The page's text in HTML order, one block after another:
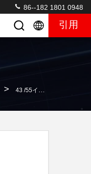
86--182 1801 0948
引用
> 43 /55インチゲーム メタルボックスキャビネット バリー オリジナルビデオスロットゲームマシン 中国製 販売